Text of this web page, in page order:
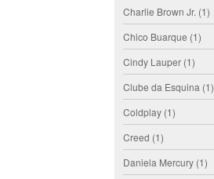
Charlie Brown Jr. (1)
Chico Buarque (1)
Cindy Lauper (1)
Clube da Esquina (1)
Coldplay (1)
Creed (1)
Daniela Mercury (1)